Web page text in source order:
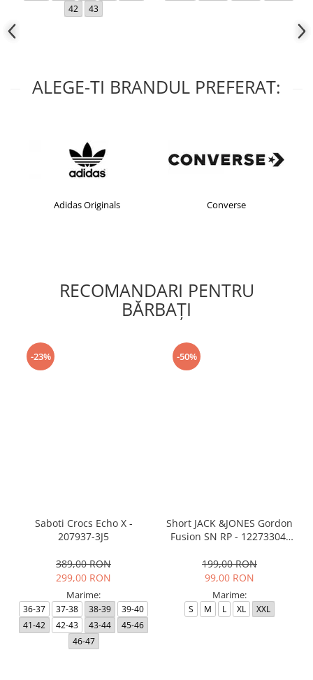
42 43
ALEGE-TI BRANDUL PREFERAT:
Adidas Originals Converse
RECOMANDARI PENTRU
BĂRBAŢI
-23%
Saboti Crocs Echo X -
207937-3J5
389,00 RON
299,00 RON
Marime:
36-37 37-38 38-39
39-40
41-42
42-43 43-44
45-46
46-47
-50%
Short JACK &JONES Gordon
Fusion SN RP - 12273304-
199,00 RON
99,00 RON
Marime:
S M L XL XXL